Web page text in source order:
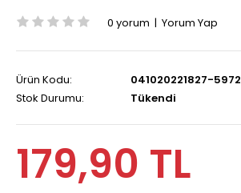
0 yorum | Yorum Yap
Ürün Kodu:
041020221827-5972
Stok Durumu:
Tükendi
179,90 TL